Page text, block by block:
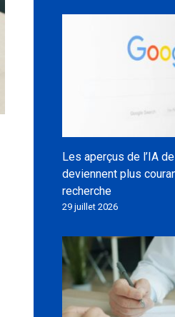
Les aperçus de l’IA
deviennent plus
recherche
29 juillet 2026